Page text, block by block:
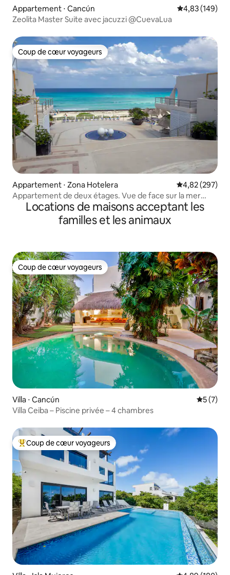
Appartement ⋅ Cancún Évaluation
4,83 (149)
Zeolita Master Suite avec jacuzzi @CuevaLua
Coup de cœur voyageurs
Coup de cœur voyageurs
Appartement ⋅ Zona Hotelera Évaluation
4,82 (297)
Appartement de deux étages. Vue de face sur la mer
turquoise des Caraïbes
Locations de maisons acceptant les
familles et les animaux
Coup de cœur voyageurs
Coup de cœur voyageurs
Villa ⋅ Cancún
5 (7)
Villa Ceiba – Piscine privée – 4 chambres
Coups de cœur voyageurs les plus appréciés
Coup de cœur voyageurs